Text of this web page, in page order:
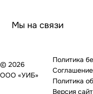
Мы на связи
© 2026
ООО «УИБ»
Политика
Политика
Версия